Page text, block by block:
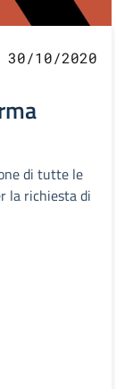
30/10/2020
di tutte le
la richiesta di